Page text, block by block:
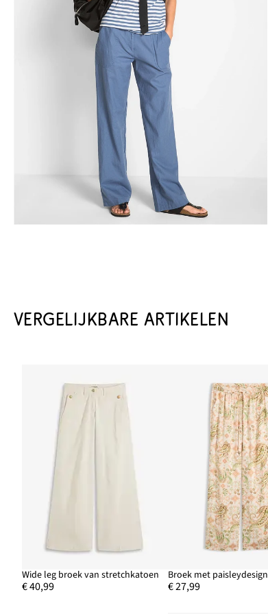
VERGELIJKBARE ARTIKELEN
Wide leg broek van stretchkatoen
€ 40,99
Broek met paisleydesign
€ 27,99